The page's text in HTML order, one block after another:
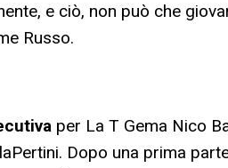
e ciò, non può che
Russo.
per La T Gema Nico
Dopo una prima